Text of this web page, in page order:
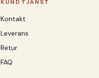
KUNDTJÄNST
Kontakt
Leverans
Retur
FAQ